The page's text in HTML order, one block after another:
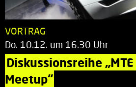
VORTRAG
Do. 10.12. um 16.30 Uhr
Diskussionsreihe
Meetup“